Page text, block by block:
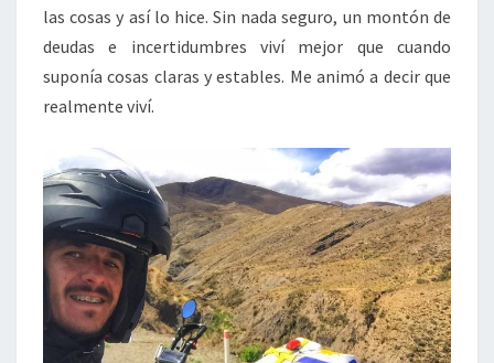
las cosas y así lo hice. Sin nada seguro, un montón de
deudas e incertidumbres viví mejor que cuando
suponía cosas claras y estables. Me animó a decir que
realmente viví.